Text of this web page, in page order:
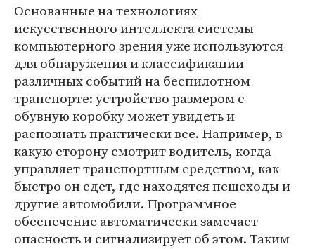
Основанные на технологиях
искусственного интеллекта системы
компьютерного зрения уже используются
для обнаружения и классификации
различных событий на беспилотном
транспорте: устройство размером с
обувную коробку может увидеть и
распознать практически все. Например, в
какую сторону смотрит водитель, когда
управляет транспортным средством, как
быстро он едет, где находятся пешеходы и
другие автомобили. Программное
обеспечение автоматически замечает
опасность и сигнализирует об этом. Таким